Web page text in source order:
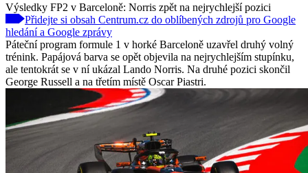
Výsledky FP2 v Barceloně: Norris zpět na nejrychlejší pozici
Přidejte si obsah Centrum.cz do oblíbených zdrojů pro Google
hledání a Google zprávy
Páteční program formule 1 v horké Barceloně uzavřel druhý volný
trénink. Papájová barva se opět objevila na nejrychlejším stupínku,
ale tentokrát se v ní ukázal Lando Norris. Na druhé pozici skončil
George Russell a na třetím místě Oscar Piastri.